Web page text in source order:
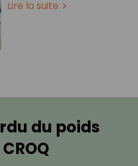
Lire la suite
du poids